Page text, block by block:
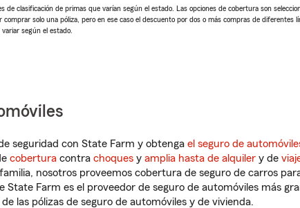
de clasificación de primas que varían según el estado. Las opciones de cobertura son
solo una póliza, pero en ese caso el descuento por dos o más compras de diferentes
según el estado.
seguridad con State Farm y obtenga el seguro de
cobertura contra choques y amplia hasta de alquiler y de
nosotros proveemos cobertura de seguro de carros
State Farm es el proveedor de seguro de automóviles más
las pólizas de seguro de automóviles y de vivienda.